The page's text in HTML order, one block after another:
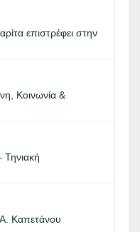
επιστρέφει στην
Κοινωνία &
Καπετάνου